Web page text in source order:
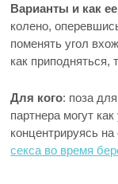
Варианты и как
колено,
поменять угол
как приподняться,
Для кого: поза
партнера могут
концентрируясь
секса во время